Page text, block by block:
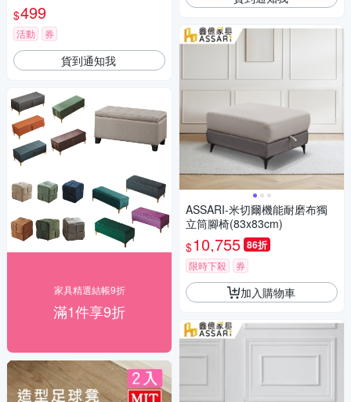
$499
活動 券
貨到通知我
家具精選結帳9折
滿1件享9折
ASSARI-米切爾機能耐磨布獨
立筒腳椅(83x83cm)
$10,755 86折
限時下殺 券
加入購物車